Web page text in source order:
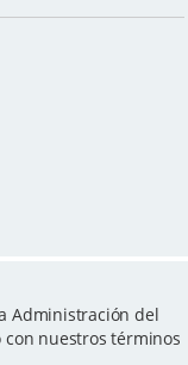
Administración del
nuestros términos